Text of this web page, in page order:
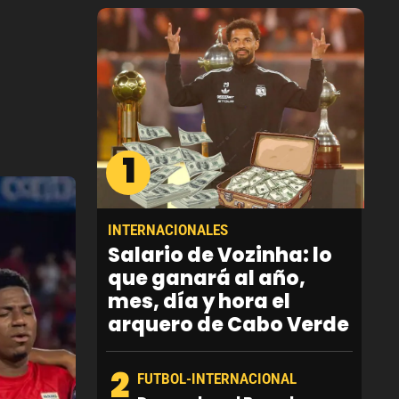
1
INTERNACIONALES
Salario de Vozinha: lo
que ganará al año,
mes, día y hora el
arquero de Cabo Verde
2 FUTBOL-INTERNACIONAL